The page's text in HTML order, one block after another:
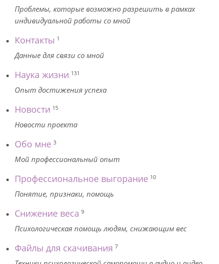
Проблемы, которые возможно разрешить в рамках
индивидуальной работы со мной
Контакты 1
Данные для связи со мной
Наука жизни 131
Опыт достижения успеха
Новости 15
Новости проекта
Обо мне 3
Мой профессиональный опыт
Профессиональное выгорание 10
Понятие, признаки, помощь
Снижение веса 9
Психологическая помощь людям, снижающим вес
Файлы для скачивания 7